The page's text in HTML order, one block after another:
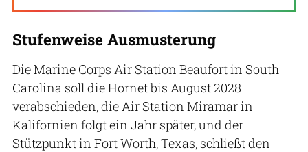
Stufenweise Ausmusterung
Die Marine Corps Air Station Beaufort in South
Carolina soll die Hornet bis August 2028
verabschieden, die Air Station Miramar in
Kalifornien folgt ein Jahr später, und der
Stützpunkt in Fort Worth, Texas, schließt den